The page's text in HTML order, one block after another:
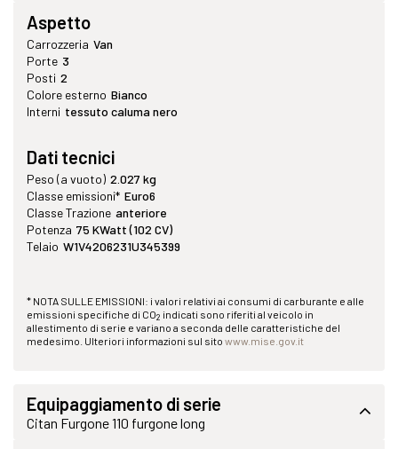
Aspetto
Carrozzeria Van
Porte 3
Posti 2
Colore esterno Bianco
Interni tessuto caluma nero
Dati tecnici
Peso (a vuoto) 2.027 kg
Classe emissioni* Euro6
Classe Trazione anteriore
Potenza 75 KWatt (102 CV)
Telaio W1V4206231U345399
* NOTA SULLE EMISSIONI: i valori relativi ai consumi di carburante e alle
emissioni specifiche di CO2 indicati sono riferiti al veicolo in
allestimento di serie e variano a seconda delle caratteristiche del
medesimo. Ulteriori informazioni sul sito www.mise.gov.it
Equipaggiamento di serie
Citan Furgone 110 furgone long